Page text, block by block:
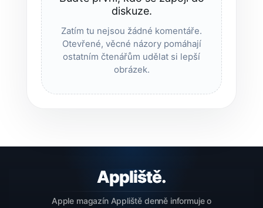
diskuze.
Zatím tu nejsou žádné komentáře.
Otevřené, věcné názory pomáhají
ostatním čtenářům udělat si lepší
obrázek.
Apple magazín Appliště denně informuje o